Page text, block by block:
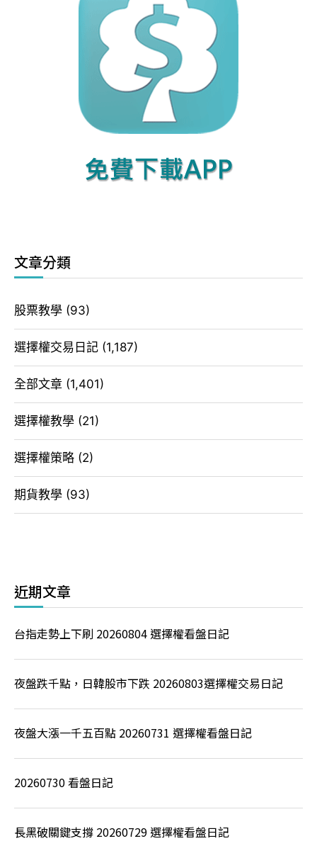
文章分類
股票教學 (93)
選擇權交易日記 (1,187)
全部文章 (1,401)
選擇權教學 (21)
選擇權策略 (2)
期貨教學 (93)
近期文章
台指走勢上下刷 20260804 選擇權看盤日記
夜盤跌千點，日韓股市下跌 20260803選擇權交易日記
夜盤大漲一千五百點 20260731 選擇權看盤日記
20260730 看盤日記
長黑破關鍵支撐 20260729 選擇權看盤日記